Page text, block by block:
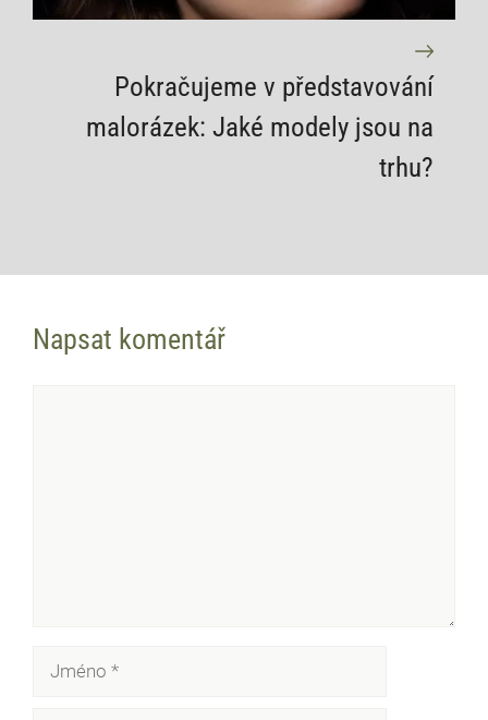
Pokračujeme v představování
malorázek: Jaké modely jsou na
trhu?
Napsat komentář